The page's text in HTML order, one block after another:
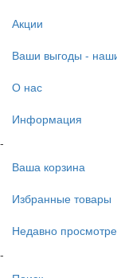
Акции
Ваши выгоды -
О нас
Информация
-
Ваша корзина
Избранные товары
Недавно
-